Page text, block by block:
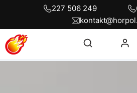
227 506 249
Otwórz
Szukaj